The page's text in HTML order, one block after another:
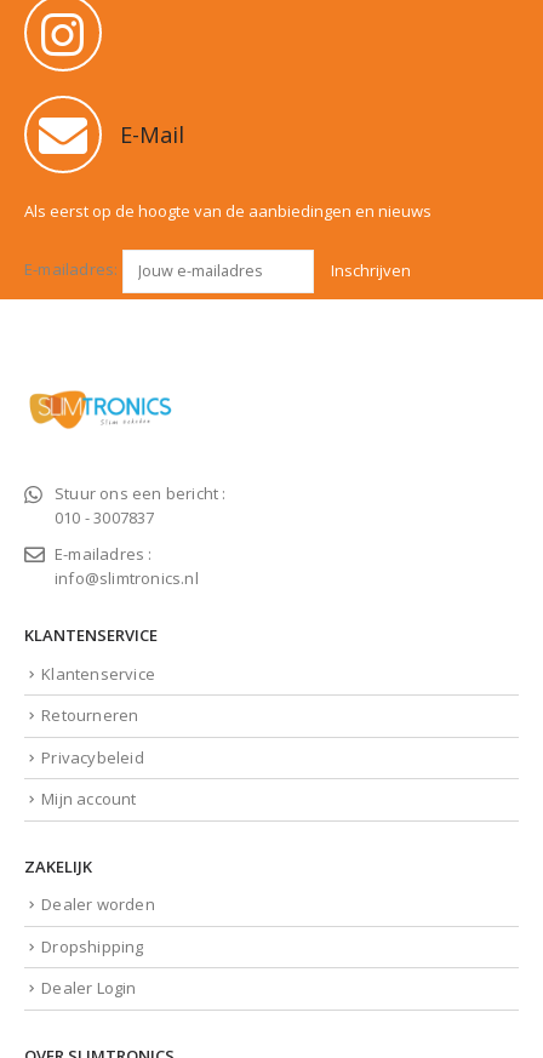
E-Mail
Als eerst op de hoogte van de aanbiedingen en nieuws
E-mailadres:
Stuur ons een bericht :
010 - 3007837
E-mailadres :
info@slimtronics.nl
KLANTENSERVICE
Klantenservice
Retourneren
Privacybeleid
Mijn account
ZAKELIJK
Dealer worden
Dropshipping
Dealer Login